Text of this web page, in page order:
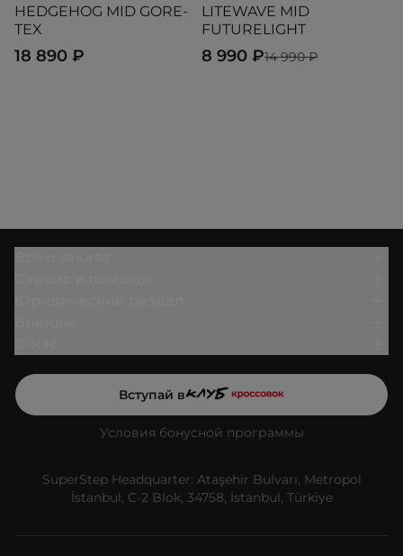
HEDGEHOG MID GORE-
TEX
18 890 ₽
LITEWAVE MID
FUTURELIGHT
14 990 ₽
8 990 ₽
Вступай в
Условия бонусной программы
SuperStep Headquarter: Ataşehir Bulvarı, Metropol
İstanbul, C-2 Blok, 34758, İstanbul, Türkiye